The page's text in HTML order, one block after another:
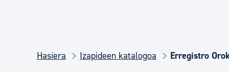
Hasiera Izapideen katalogoa Erregistro